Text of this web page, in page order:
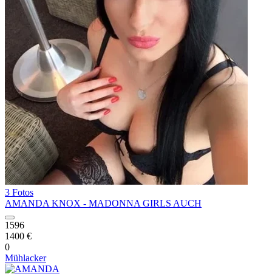
3 Fotos
AMANDA KNOX - MADONNA GIRLS AUCH
1596
1400 €
0
Mühlacker